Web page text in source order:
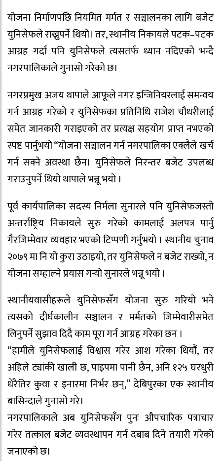
योजना निर्माणपछि नियमित मर्मत र सञ्चालनका लागि बजेट
युनिसेफले राख्नुपर्ने थियो। तर, स्थानीय निकायले पटक–पटक
आग्रह गर्दा पनि युनिसेफले त्यसतर्फ ध्यान नदिएको भन्दै
नगरपालिकाले गुनासो गरेको छ।
नगरप्रमुख अजय थापाले आफूले नगर इन्जिनियरलाई समन्वय
गर्न आग्रह गरेको र युनिसेफका प्रतिनिधि राजेश चौधरीलाई
समेत जानकारी गराइएको तर प्रत्यक्ष सहयोग प्राप्त नभएको
स्पष्ट पार्नुभयो “योजना सञ्चालन गर्न नगरपालिका एक्लैले खर्च
गर्न सक्ने अवस्था छैन। युनिसेफले निरन्तर बजेट उपलब्ध
गराउनुपर्ने थियो थापाले भन्नू भयो ।
पूर्व कार्यपालिका सदस्य निर्मला सुनारले पनि युनिसेफजस्तो
अन्तर्राष्ट्रिय निकायले सुरु गरेको कामलाई अलपत्र पार्नु
गैरजिम्मेवार व्यवहार भएको टिप्पणी गर्नुभयो । स्थानीय चुनाव
२०७९ मा नि यो कुरा उठाइयो, तर युनिसेफले न बजेट राख्यो, न
योजना सम्हाल्ने प्रयास गर्‍यो सुनारले भन्नू भयो ।
स्थानीयवासीहरूले युनिसेफसँग योजना सुरु गरियो भने
त्यसको दीर्घकालीन सञ्चालन र मर्मतको जिम्मेवारीसमेत
लिनुपर्ने सुझाव दिदै काम पूरा गर्न आग्रह गरेका छन ।
“हामीले युनिसेफलाई विश्वास गरेर आश गरेका थियौं, तर
अहिले ट्यांकी खाली छ, पाइपमा पानी छैन, अनि १२५ घरधुरी
धेरैतिर कुवा र इनारमा निर्भर छन्,” देबिपुरका एक स्थानीय
बासिन्दाले गुनासो गरे।
नगरपालिकाले अब युनिसेफसँग पुनः औपचारिक पत्राचार
गरेर तत्काल बजेट व्यवस्थापन गर्न दबाब दिने तयारी गरेको
जनाएको छ।